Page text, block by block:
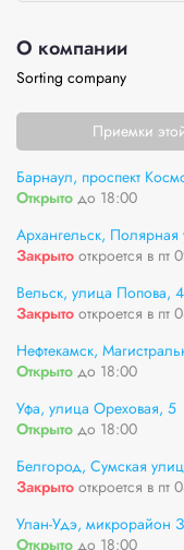
О компании
Sorting company
Приемки
Барнаул, проспект
Открыто до 18:00
Архангельск, Полярная
Закрыто откроется в пт
Вельск, улица Попова,
Закрыто откроется в пт
Нефтекамск,
Открыто до 18:00
Уфа, улица Ореховая, 5
Открыто до 18:00
Белгород, Сумская
Закрыто откроется в пт
Улан-Удэ, микрорайон
Открыто до 18:00